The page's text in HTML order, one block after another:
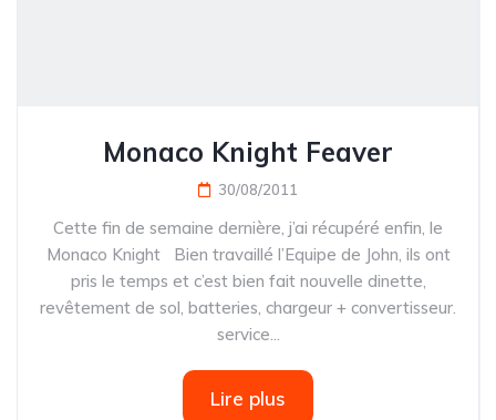
Monaco Knight Feaver
30/08/2011
Cette fin de semaine dernière, j’ai récupéré enfin, le
Monaco Knight Bien travaillé l’Equipe de John, ils ont
pris le temps et c’est bien fait nouvelle dinette,
revêtement de sol, batteries, chargeur + convertisseur.
service...
Lire plus